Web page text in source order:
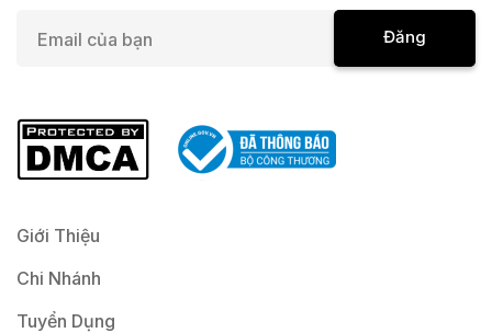
i
*
Đăng
Giới Thiệu
Chi Nhánh
Tuyển Dụng